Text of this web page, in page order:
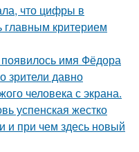
что цифры в
главным критерием
имя Фёдора
зрители давно
человека с экрана.
успенская жестко
и при чем здесь новый